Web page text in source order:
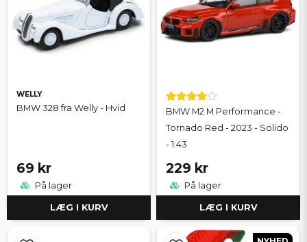
WELLY
BMW 328 fra Welly - Hvid
69 kr
På lager
LÆG I KURV
BMW M2 M Performance -
Tornado Red - 2023 - Solido
- 1:43
229 kr
På lager
LÆG I KURV